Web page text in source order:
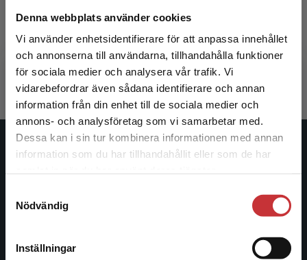
Denna webbplats använder cookies
Vi använder enhetsidentifierare för att anpassa innehållet
och annonserna till användarna, tillhandahålla funktioner
för sociala medier och analysera vår trafik. Vi
vidarebefordrar även sådana identifierare och annan
information från din enhet till de sociala medier och
annons- och analysföretag som vi samarbetar med.
Dessa kan i sin tur kombinera informationen med annan
information som du har tillhandahållit eller som de har
Nödvändig
Inställningar
Begränsad fraktregion
Det verkar som att du besöker
studentlitteratur.se via en enhet utanför Sverige.
Vi erbjuder inte leveranser utanför Sverige. För
att kunna slutföra ett köp måste
inkl. moms
599 kr
Studentlitteratur
ledande utbildningsförlag. Med läromedel, kurslitteratur,
informationstjänster i utbudet, finns Studentlitteratur med
längs hela kunskapsresan.